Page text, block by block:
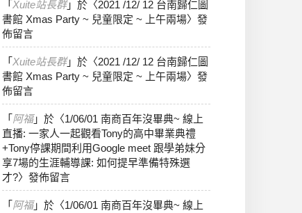
「 Xuite站長群」於〈2021 /12/ 12 台南歸仁圖
書館 Xmas Party ~ 兒童限定 ~ 上午兩場〉發
佈留言
「 Xuite站長群」於〈2021 /12/ 12 台南歸仁圖
書館 Xmas Party ~ 兒童限定 ~ 上午兩場〉發
佈留言
「 阿福」於〈1/06/01 南商百年沒畢典~ 線上
直播: 一家人一起觀看Tony的高中畢業典禮
+Tony停課期間利用Google meet 跟學弟妹分
享7場的生涯輔導課: 如何提早準備特殊選
才?〉發佈留言
「 阿福」於〈1/06/01 南商百年沒畢典~ 線上